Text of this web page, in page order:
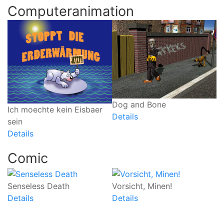
Computeranimation
Ich moechte kein Eisbaer
sein
Details
Dog and Bone
Details
Comic
Senseless Death
Details
Vorsicht, Minen!
Details